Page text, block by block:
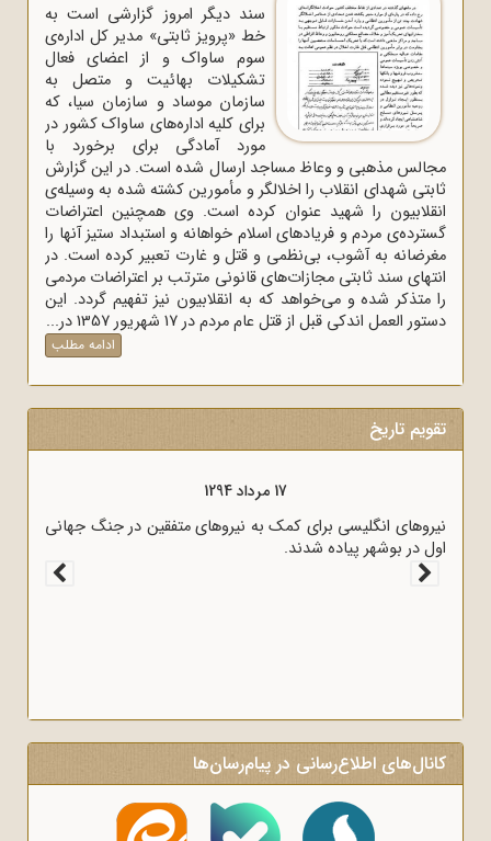
سند دیگر امروز گزارشی است به
خط «پرویز ثابتی» مدیر کل اداره‌ی
سوم ساواک و از اعضای فعال
تشکیلات بهائیت و متصل به
سازمان موساد و سازمان سیا، که
برای کلیه اداره‌های ساواک‌ کشور در
مورد آمادگی برای برخورد با
مجالس مذهبی و وعاظ مساجد ارسال شده است. در این گزارش
ثابتی شهدای انقلاب را اخلالگر و مأمورین کشته شده به وسیله‌ی
انقلابیون را شهید عنوان کرده است. وی همچنین اعتراضات
گسترده‌ی مردم و فریادهای اسلام خواهانه و استبداد ستیز آنها را
مغرضانه به آشوب، بی‌نظمی و قتل و غارت تعبیر کرده است. در
انتهای سند ثابتی مجازات‌های قانونی مترتب بر اعتراضات مردمی
را متذکر شده و می‌خواهد که به انقلابیون نیز تفهیم گردد. این
دستور العمل اندکی قبل از قتل عام مردم در 17 شهریور 1357 در...
ادامه مطلب
تقویم تاریخ
نیروهای انگلیسی برای کمک به نیروهایرا مستعمره انگلستان می‌کرد، به وسیله
کانال‌های اطلاع‌رسانی در پیام‌رسان‌ها